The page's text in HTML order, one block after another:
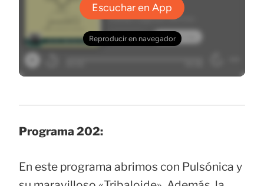
Programa 202:
En este programa abrimos con Pulsónica y